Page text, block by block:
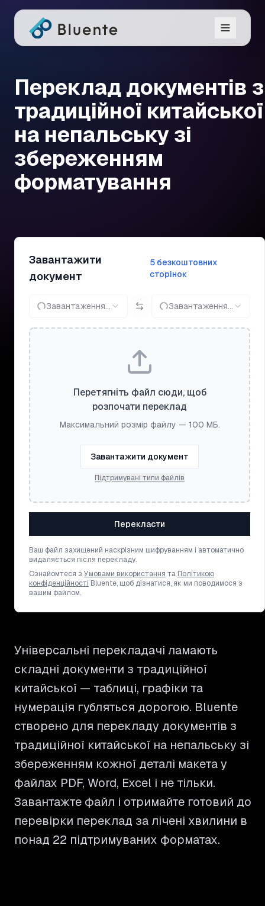
Переклад документів з
традиційної китайської
на непальську зі
збереженням
форматування
Завантажити
документ
5 безкоштовних
сторінок
Завантаження... Завантаження...
Перетягніть файл сюди, щоб
розпочати переклад
Максимальний розмір файлу — 100 МБ.
Завантажити документ
Підтримувані типи файлів
Перекласти
Ваш файл захищений наскрізним шифруванням і автоматично
видаляється після перекладу.
Ознайомтеся з Умовами використання та Політикою
конфіденційності Bluente, щоб дізнатися, як ми поводимося з
вашим файлом.
Універсальні перекладачі ламають
складні документи з традиційної
китайської — таблиці, графіки та
нумерація губляться дорогою. Bluente
створено для перекладу документів з
традиційної китайської на непальську зі
збереженням кожної деталі макета у
файлах PDF, Word, Excel і не тільки.
Завантажте файл і отримайте готовий до
перевірки переклад за лічені хвилини в
понад 22 підтримуваних форматах.